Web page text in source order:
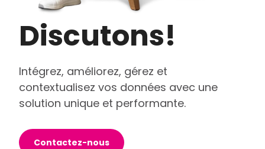
Discutons!
Intégrez, améliorez, gérez et
contextualisez vos données avec une
solution unique et performante.
Contactez-nous